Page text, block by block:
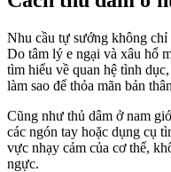
Nhu cầu tự sướng không
Do tâm lý e ngại và xâu hổ
tìm hiểu về quan hệ tình
làm sao để thỏa mãn bản
Cũng như thủ dâm ở nam
các ngón tay hoặc dụng cụ
vực nhạy cảm của cơ thể,
ngực.